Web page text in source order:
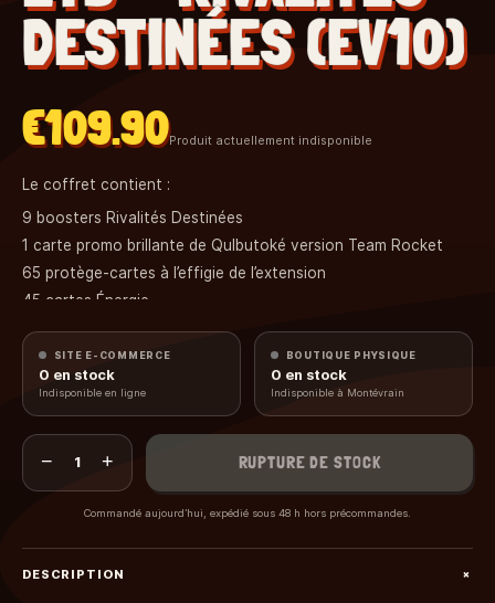
DESTINÉES (EV10)
€109.90Produit actuellement indisponible
Le coffret contient :
9 boosters Rivalités Destinées
1 carte promo brillante de Qulbutoké version Team Rocket
65 protège-cartes à l’effigie de l’extension
45 cartes Énergie
1 guide de jeu complet pour maîtriser l’extension
6 dés marqueurs de dégâts, 1 dé compétition, 2 marqueurs
d’États Spéciaux
1 coffret de rangement avec 4 séparateurs
1 carte à code pour jouer en ligne sur le JCC Pokémon Live
SITE E-COMMERCE
0 en stock
Indisponible en ligne
BOUTIQUE PHYSIQUE
0 en stock
Indisponible à Montévrain
− 1 + RUPTURE DE STOCK
Commandé aujourd’hui, expédié sous 48 h hors précommandes.
DESCRIPTION +